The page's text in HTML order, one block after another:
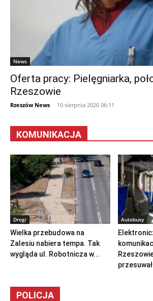
News
Oferta pracy: Pielęgniarka,
Rzeszowie
Rzeszów News - 10 sierpnia 2026 06:11
KOMUNIKACJA
Drogi
Wielka przebudowa na
Zalesiu nabiera tempa. Tak
wygląda ul. Robotnicza w...
Autobusy
POLICJA